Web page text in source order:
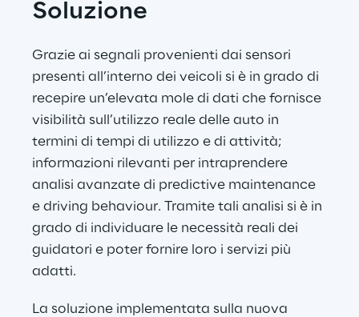
Soluzione
Grazie ai segnali provenienti dai sensori
presenti all’interno dei veicoli si è in grado di
recepire un’elevata mole di dati che fornisce
visibilità sull’utilizzo reale delle auto in
termini di tempi di utilizzo e di attività;
informazioni rilevanti per intraprendere
analisi avanzate di predictive maintenance
e driving behaviour. Tramite tali analisi si è in
grado di individuare le necessità reali dei
guidatori e poter fornire loro i servizi più
adatti.
La soluzione implementata sulla nuova